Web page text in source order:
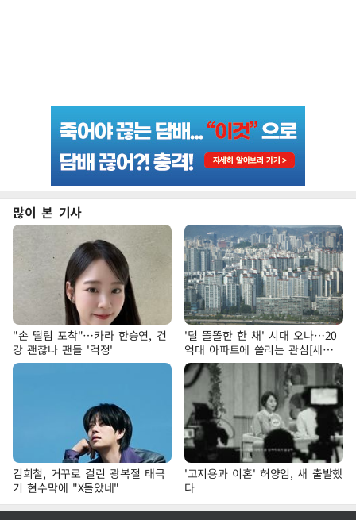
많이 본 기사
"손 떨림 포착"…카라 한승연, 건
강 괜찮나 팬들 '걱정'
'덜 똘똘한 한 채' 시대 오나…20
억대 아파트에 쏠리는 관심[세제
개편, 그 이후②]
김희철, 거꾸로 걸린 광복절 태극
기 현수막에 "X돌았네"
'고지용과 이혼' 허양임, 새 출발했
다